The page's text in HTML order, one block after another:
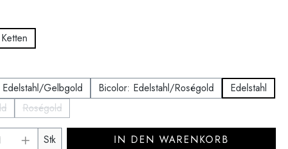
Gelbgold
Bicolor: Edelstahl/Roségold
Edelstahl
Option ist zurzeit nicht verfügbar.)
Roségold
(Diese Option ist zurzeit nicht verfügbar.)
Anzahl: Gib den gewünschten Wert ein
Stk IN DEN WARENKORB